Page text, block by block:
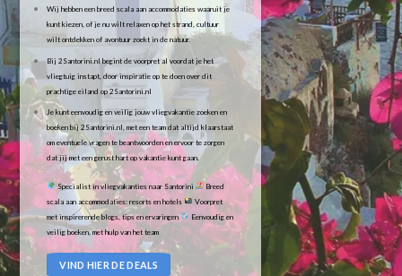
Wij hebben een breed scala aan accommodaties waaruit je
kunt kiezen, of je nu wilt relaxen op het strand, cultuur
wilt ontdekken of avontuur zoekt in de natuur.
Bij 2Santorini.nl begint de voorpret al voordat je het
vliegtuig instapt, door inspiratie op te doen over dit
prachtige eiland op 2Santorini.nl
Je kunt eenvoudig en veilig jouw vliegvakantie zoeken en
boeken bij 2Santorini.nl, met een team dat altijd klaarstaat
om eventuele vragen te beantwoorden en ervoor te zorgen
dat jij met een gerust hart op vakantie kunt gaan.
Specialist in vliegvakanties naar Santorini
Breed
scala aan accommodaties: resorts en hotels
Voorpret
met inspirerende blogs, tips en ervaringen
Eenvoudig en
veilig boeken, met hulp van het team
VIND HIER DE DEALS